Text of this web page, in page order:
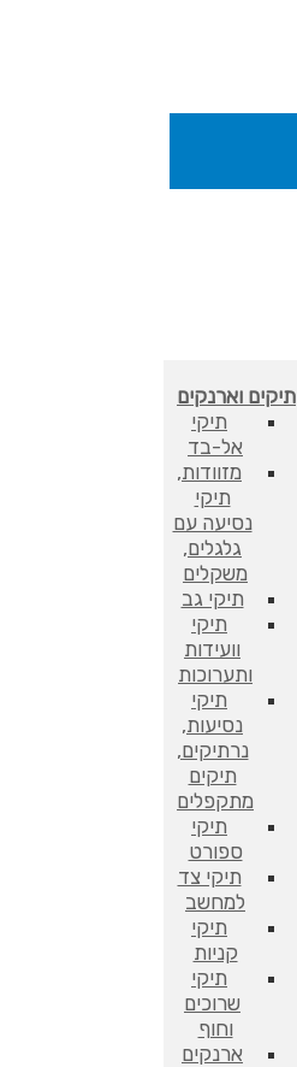
תיקים וארנקים
תיקי
אל-בד
מזוודות,
תיקי
נסיעה עם
גלגלים,
משקלים
תיקי גב
תיקי
וועידות
ותערוכות
תיקי
נסיעות,
נרתיקים,
תיקים
מתקפלים
תיקי
ספורט
תיקי צד
למחשב
תיקי
קניות
תיקי
שרוכים
וחוף
ארנקים